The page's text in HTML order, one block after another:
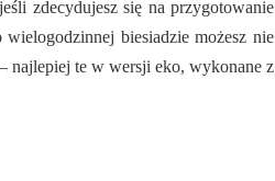
zdecydujesz się na przygotowanie
biesiadzie możesz nie
najlepiej te w wersji eko, wykonane z